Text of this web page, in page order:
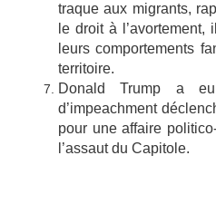
traque aux migrants,
le droit à
leurs comportements
territoire.
Donald Trump a
d’impeachment
pour une affaire
l’assaut du Capitole.